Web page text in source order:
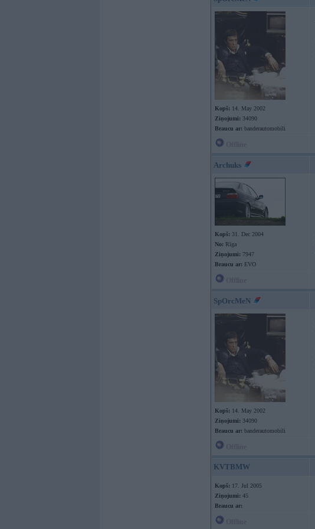
Kopš: 14. May 2002
Ziņojumi: 34090
Braucu ar: banderautomobili
Archuks
Kopš: 31. Dec 2004
No: Rīga
Ziņojumi: 7947
Braucu ar: EVO
SpOrcMeN
Kopš: 14. May 2002
Ziņojumi: 34090
Braucu ar: banderautomobili
KVTBMW
Kopš: 17. Jul 2005
Ziņojumi: 45
Braucu ar: